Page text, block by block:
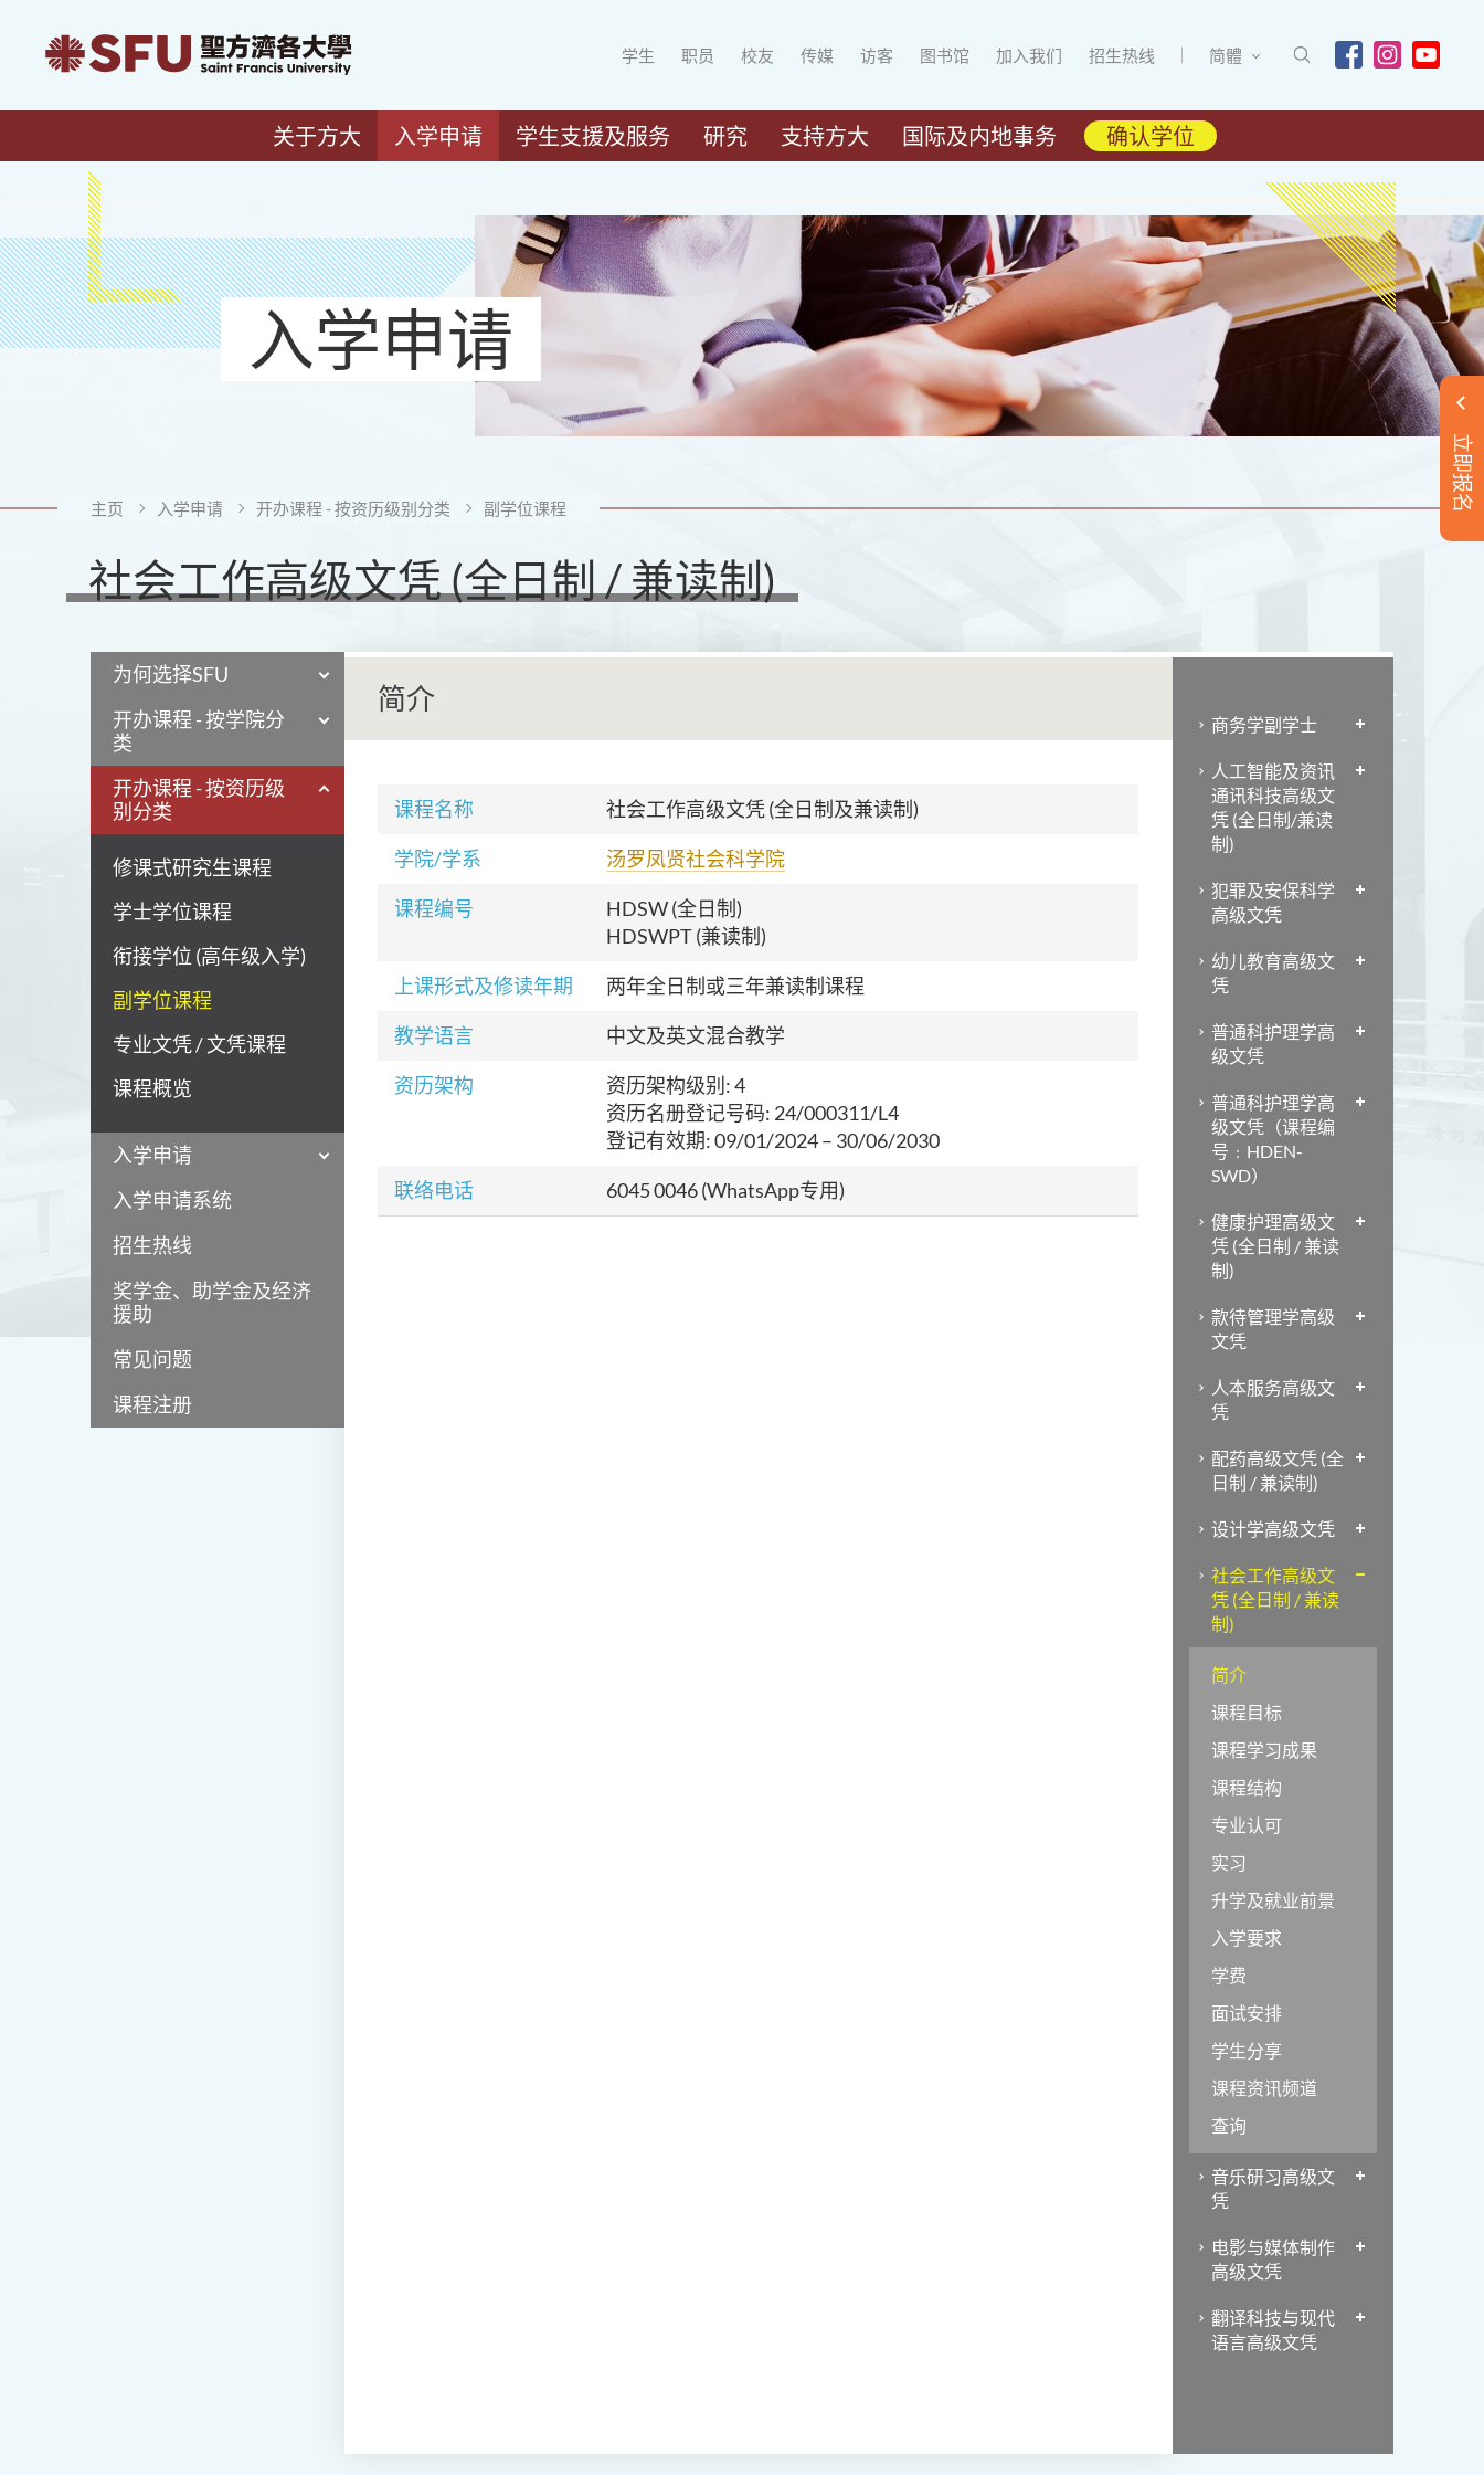
学生 职员 校友 传媒 访客 图书馆 加入我们 招生热线 简體
关于方大 入学申请 学生支援及服务 研究 支持方大 国际及内地事务 确认学位
立即报名
入学申请
主页 入学申请 开办课程 - 按资历级别分类 副学位课程
社会工作高级文凭 (全日制 / 兼读制)
为何选择SFU
开办课程 - 按学院分
类
开办课程 - 按资历级
别分类
修课式研究生课程
学士学位课程
衔接学位 (高年级入学)
副学位课程
专业文凭 / 文凭课程
课程概览
入学申请
入学申请系统
招生热线
奖学金、助学金及经济
援助
常见问题
课程注册
简介
课程名称 社会工作高级文凭 (全日制及兼读制)
学院/学系 汤罗凤贤社会科学院
课程编号
HDSW (全日制)
HDSWPT (兼读制)
上课形式及修读年期 两年全日制或三年兼读制课程
教学语言 中文及英文混合教学
资历架构
资历架构级别: 4
资历名册登记号码: 24/000311/L4
登记有效期: 09/01/2024 – 30/06/2030
联络电话 6045 0046 (WhatsApp专用)
商务学副学士
人工智能及资讯
通讯科技高级文
凭 (全日制/兼读
制)
犯罪及安保科学
高级文凭
幼儿教育高级文
凭
普通科护理学高
级文凭
普通科护理学高
级文凭（课程编
号﹕HDEN-
SWD）
健康护理高级文
凭 (全日制 / 兼读
制)
款待管理学高级
文凭
人本服务高级文
凭
配药高级文凭 (全
日制 / 兼读制)
设计学高级文凭
社会工作高级文
凭 (全日制 / 兼读
制)
简介
课程目标
课程学习成果
课程结构
专业认可
实习
升学及就业前景
入学要求
学费
面试安排
学生分享
课程资讯频道
查询
音乐研习高级文
凭
电影与媒体制作
高级文凭
翻译科技与现代
语言高级文凭